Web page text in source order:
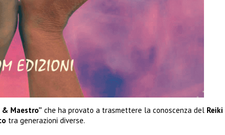
Maestro” che ha provato a trasmettere la conoscenza del Reiki
tra generazioni diverse.